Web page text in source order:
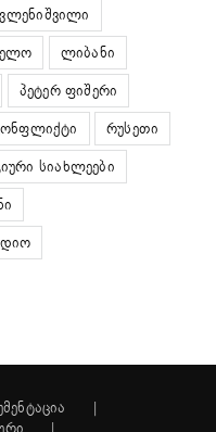
ლიბანი
პეტერ ფიშერი
რუსეთი
სიახლეები